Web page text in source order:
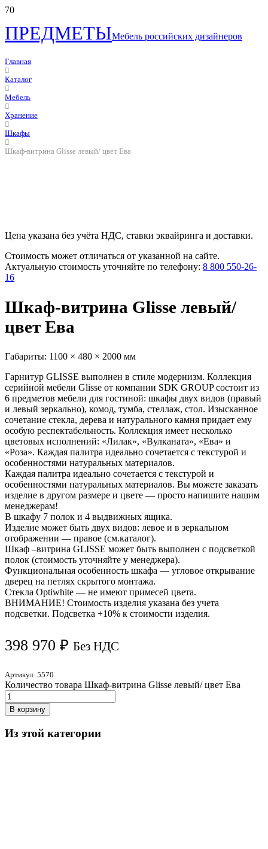
ПРЕДМЕТЫМебель российских дизайнеров
Главная
Каталог
Мебель
Хранение
Шкафы
Шкаф-витрина Glisse левый/ цвет Ева
Цена указана без учёта НДС, ставки эквайринга и доставки.
Стоимость может отличаться от указанной на сайте.
Актуальную стоимость уточняйте по телефону: 8 800 550-26-
16
Шкаф-витрина Glisse левый/
цвет Ева
Габариты: 1100 × 480 × 2000 мм
Гарнитур GLISSE выполнен в стиле модернизм. Коллекция
серийной мебели Glisse от компании SDK GROUP состоит из
6 предметов мебели для гостиной: шкафы двух видов (правый
и левый зеркально), комод, тумба, стеллаж, стол. Изысканное
сочетание стекла, дерева и натурального камня придает ему
особую респектабельность. Коллекция имеет несколько
цветовых исполнений: «Лилак», «Вулканата», «Ева» и
«Роза». Каждая палитра идеально сочетается с текстурой и
особенностями натуральных материалов.
Каждая палитра идеально сочетается с текстурой и
особенностями натуральных материалов. Вы можете заказать
изделие в другом размере и цвете — просто напишите нашим
менеджерам!
В шкафу 7 полок и 4 выдвижных ящика.
Изделие может быть двух видов: левое и в зеркальном
отображении — правое (см.каталог).
Шкаф –витрина GLISSE может быть выполнен с подсветкой
полок (стоимость уточняйте у менеджера).
Функциональная особенность шкафа — угловое открывание
дверец на петлях скрытого монтажа.
Стекла Optiwhite — не имеют примесей цвета.
ВНИМАНИЕ! Стоимость изделия указана без учета
подсветки. Подсветка +10% к стоимости изделия.
398 970 ₽ Без НДС
Артикул: 5570
Количество товара Шкаф-витрина Glisse левый/ цвет Ева
В корзину
Из этой категории